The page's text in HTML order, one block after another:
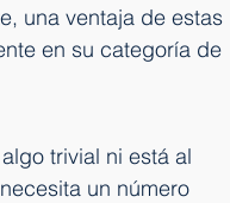
una ventaja de estas
en su categoría de
trivial ni está al
un número